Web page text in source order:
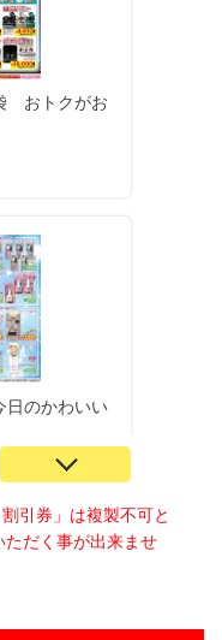
引券」は複製不可と
ただく事が出来ませ